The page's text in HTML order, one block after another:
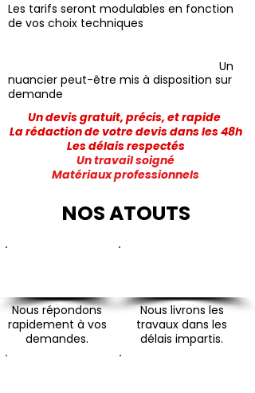
Les tarifs seront modulables en fonction
de vos choix techniques
Un
nuancier peut-être mis à disposition sur
demande
Un devis gratuit, précis, et rapide
La rédaction de votre devis dans les 48h
Les délais respectés
Un travail soigné
Matériaux professionnels
NOS ATOUTS
Nous répondons
rapidement à vos
demandes.
Nous livrons les
travaux dans les
délais impartis.